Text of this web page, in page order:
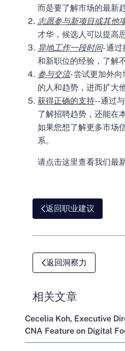
而是要了解市场的最新
志愿参与新项目或其他
才华，候选人可以提高
异地工作一段时间- 通
和新职位的经验，了解
参与交流- 尝试更加外
的人和趋势，进而扩大
获得正确的支持--通过
了解招聘趋势，还能在
如果您想了解更多市场
系。
请点击这里查看我们最
返回职业建议
返回洞察力
相关文章
Cecelia Koh, Executive
CNA Feature on Digital